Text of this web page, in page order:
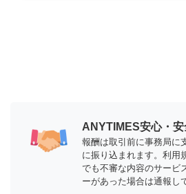
ANYTIMES安心・
報酬は取引前に事務局に
に振り込まれます。利用
でも不審な内容のサービ
ーがあった場合は通報し